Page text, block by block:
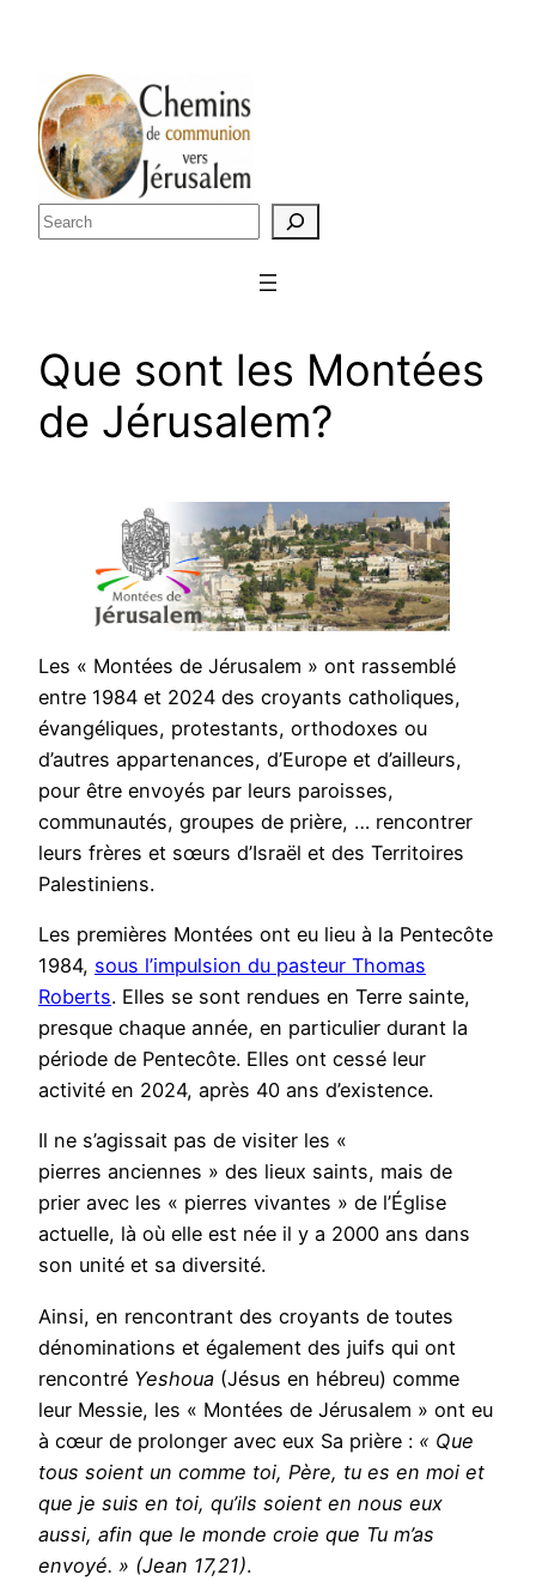
content
Rechercher
Que sont les Montées
de Jérusalem?
Les « Montées de Jérusalem » ont rassemblé
entre 1984 et 2024 des croyants catholiques,
évangéliques, protestants, orthodoxes ou
d’autres appartenances, d’Europe et d’ailleurs,
pour être envoyés par leurs paroisses,
communautés, groupes de prière, … rencontrer
leurs frères et sœurs d’Israël et des Territoires
Palestiniens.
Les premières Montées ont eu lieu à la Pentecôte
1984, sous l’impulsion du pasteur Thomas
Roberts. Elles se sont rendues en Terre sainte,
presque chaque année, en particulier durant la
période de Pentecôte. Elles ont cessé leur
activité en 2024, après 40 ans d’existence.
Il ne s’agissait pas de visiter les «
pierres anciennes » des lieux saints, mais de
prier avec les « pierres vivantes » de l’Église
actuelle, là où elle est née il y a 2000 ans dans
son unité et sa diversité.
Ainsi, en rencontrant des croyants de toutes
dénominations et également des juifs qui ont
rencontré Yeshoua (Jésus en hébreu) comme
leur Messie, les « Montées de Jérusalem » ont eu
à cœur de prolonger avec eux Sa prière : « Que
tous soient un comme toi, Père, tu es en moi et
que je suis en toi, qu’ils soient en nous eux
aussi, afin que le monde croie que Tu m’as
envoyé. » (Jean 17,21).